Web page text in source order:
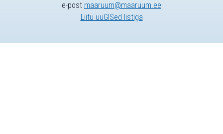
e-post maaruum@maaruum.ee
Liitu uuGISed listiga